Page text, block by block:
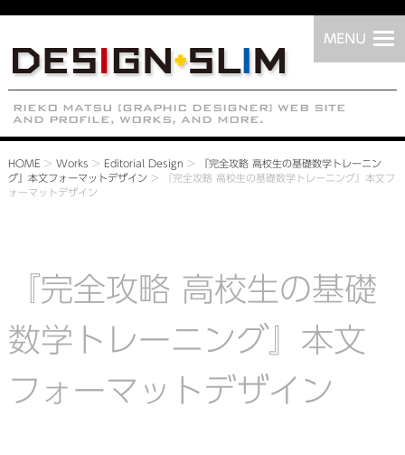
HOME > Works > Editorial Design >
『完全攻略 高校生の基礎数学トレーニン
グ』本文フォーマットデザイン >
『完全攻略 高校生の基礎数学トレーニング』本文フ
ォーマットデザイン
『完全攻略 高校生の基礎
数学トレーニング』本文
フォーマットデザイン